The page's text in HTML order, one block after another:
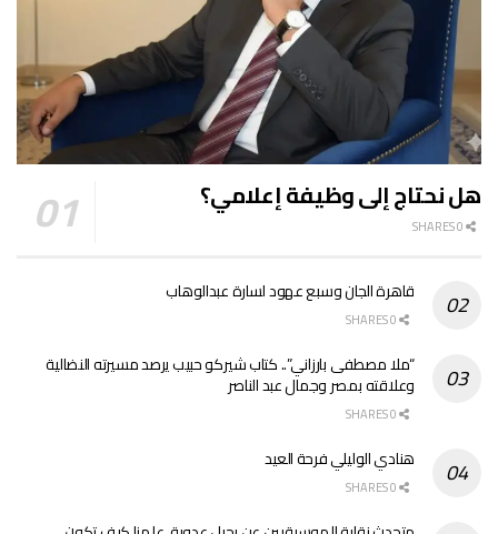
هل نحتاج إلى وظيفة إعلامي؟
قاهرة الجان وسبع عهود لسارة عبدالوهاب
“ملا مصطفى بارزاني”.. كتاب شيركو حبيب يرصد مسيرته النضالية
وعلاقته بمصر وجمال عبد الناصر
هنادي الوليلي فرحة العيد